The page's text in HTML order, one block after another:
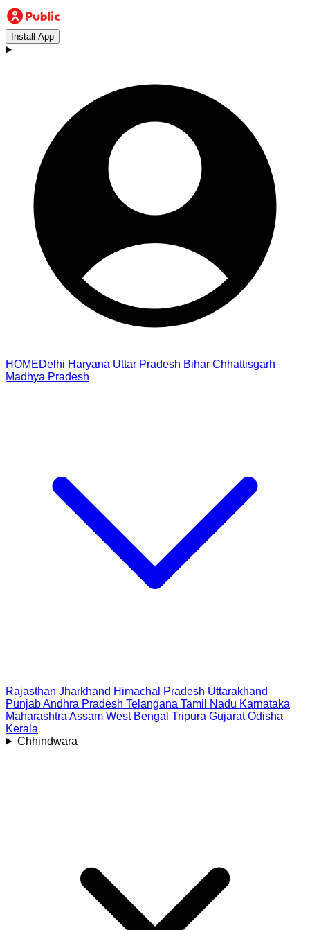
Install App
HOMEDelhi Haryana Uttar Pradesh Bihar Chhattisgarh
Madhya Pradesh
Rajasthan Jharkhand Himachal Pradesh Uttarakhand
PunjabAndhra Pradesh Telangana Tamil Nadu Karnataka
Maharashtra Assam West Bengal Tripura Gujarat Odisha
Kerala
Chhindwara